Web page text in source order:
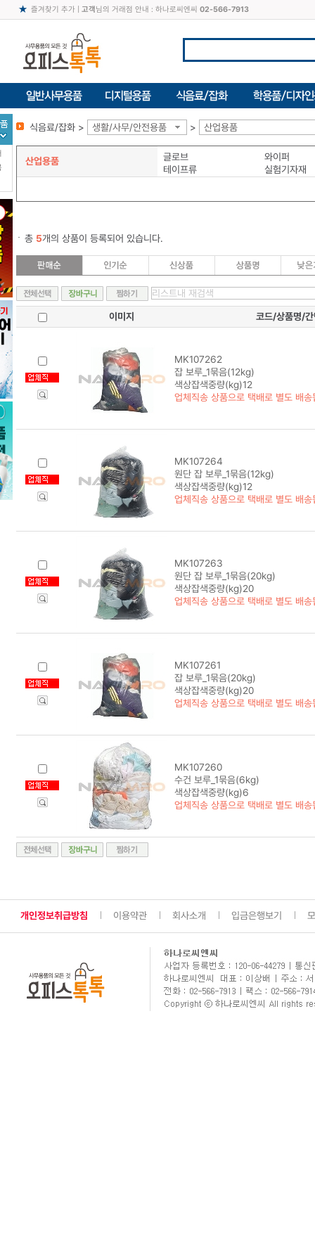
즐겨찾기 추가| 고객님의 거래점 안내 : 하나로씨엔씨 02-566-7913
식음료/잡화 > 생활/사무/안전용품 > 산업용품
산업용품 글로브
와이퍼
테이프류
실험기자재
총 5개의 상품이 등록되어 있습니다.
이미지 코드/상품명/간
MK107262
잡 보루_1묶음(12kg)
색상잡색중량(kg)12
업체직송 상품으로 택배로 별도 배송
MK107264
원단 잡 보루_1묶음(12kg)
색상잡색중량(kg)12
업체직송 상품으로 택배로 별도 배송
MK107263
원단 잡 보루_1묶음(20kg)
색상잡색중량(kg)20
업체직송 상품으로 택배로 별도 배송
MK107261
잡 보루_1묶음(20kg)
색상잡색중량(kg)20
업체직송 상품으로 택배로 별도 배송
MK107260
수건 보루_1묶음(6kg)
색상잡색중량(kg)6
업체직송 상품으로 택배로 별도 배송
개인정보취급방침 이용약관 회사소개 입금은행보기